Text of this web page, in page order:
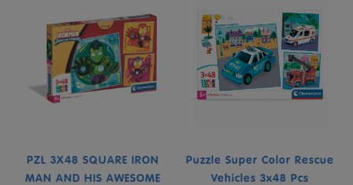
PZL 3X48 SQUARE IRON
MAN AND HIS AWESOME
Puzzle Super Color Rescue
Vehicles 3x48 Pcs